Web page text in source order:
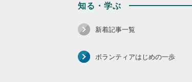
知る・学ぶ
新着記事一覧
ボランティアはじめの一歩